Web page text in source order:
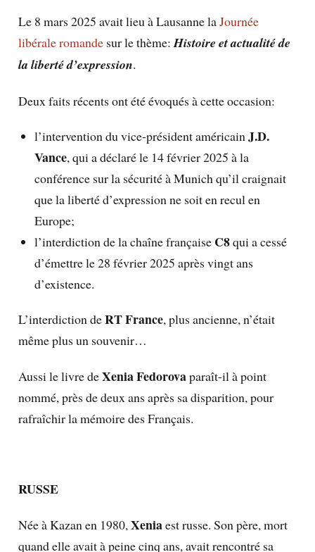
Le 8 mars 2025 avait lieu à Lausanne laJournée
libérale romandesur le thème:Histoire et actualité de
la liberté d’expression.
Deux faits récents ont été évoqués à cette occasion:
l’intervention du vice-président américainJ.D.
Vance, qui a déclaré le 14 février 2025 à la
conférence sur la sécurité à Munich qu’il craignait
que la liberté d’expression ne soit en recul en
Europe;
l’interdiction de la chaîne française C8qui a cessé
d’émettre le 28 février 2025 après vingt ans
d’existence.
L’interdiction deRT France, plus ancienne, n’était
même plus un souvenir…
Aussi le livre deXenia Fedorovaparaît-il à point
nommé, près de deux ans après sa disparition, pour
rafraîchir la mémoire des Français.
RUSSE
Née à Kazan en 1980,Xeniaest russe. Son père, mort
quand elle avait à peine cinq ans, avait rencontré sa